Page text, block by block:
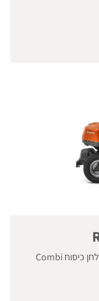
ריידר כיסוח מקצועי . ריידר אלטרנטיבי בשילוב שולחן כיסוח Combi